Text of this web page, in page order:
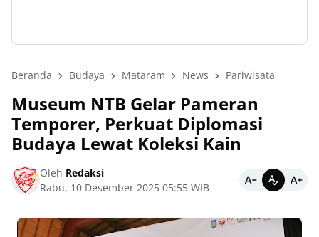
Beranda Budaya Mataram News Pariwisata
Museum NTB Gelar Pameran
Temporer, Perkuat Diplomasi
Budaya Lewat Koleksi Kain
Oleh Redaksi
Rabu, 10 Desember 2025 05:55 WIB